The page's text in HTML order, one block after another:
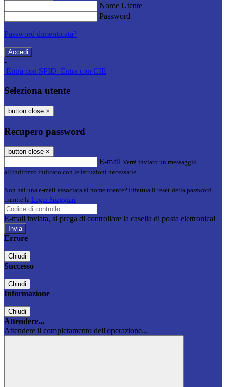
Nome Utente
Password
Password dimenticata?
-
Entra con SPID Entra con CIE
Seleziona utente
button close ×
Recupero password
button close ×
E-mail Verrà inviato un messaggio
all'indirizzo indicato con le istruzioni necessarie.
Non hai una e-mail associata al nome utente? Effettua il reset della password
tramite la Login Spaggiari
E-mail inviata, si prega di controllare la casella di posta elettronica!
Errore
Chiudi
Successo
Chiudi
Informazione
Chiudi
Attendere...
Attendere il completamento dell'operazione...